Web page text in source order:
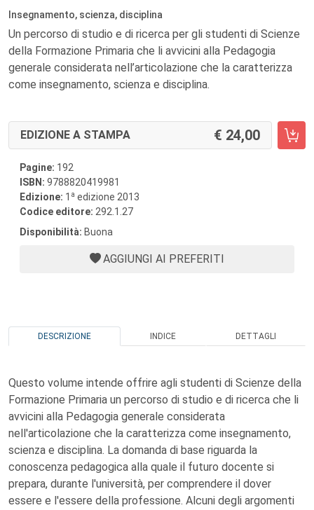
Insegnamento, scienza, disciplina
Un percorso di studio e di ricerca per gli studenti di Scienze
della Formazione Primaria che li avvicini alla Pedagogia
generale considerata nell’articolazione che la caratterizza
come insegnamento, scienza e disciplina.
EDIZIONE A STAMPA 24,00
Pagine: 192
ISBN: 9788820419981
Edizione: 1 a edizione 2013
Codice editore: 292.1.27
Disponibilità: Buona
AGGIUNGI AI PREFERITI
DESCRIZIONE INDICE DETTAGLI
Questo volume intende offrire agli studenti di Scienze della
Formazione Primaria un percorso di studio e di ricerca che li
avvicini alla Pedagogia generale considerata
nell'articolazione che la caratterizza come insegnamento,
scienza e disciplina. La domanda di base riguarda la
conoscenza pedagogica alla quale il futuro docente si
prepara, durante l'università, per comprendere il dover
essere e l'essere della professione. Alcuni degli argomenti